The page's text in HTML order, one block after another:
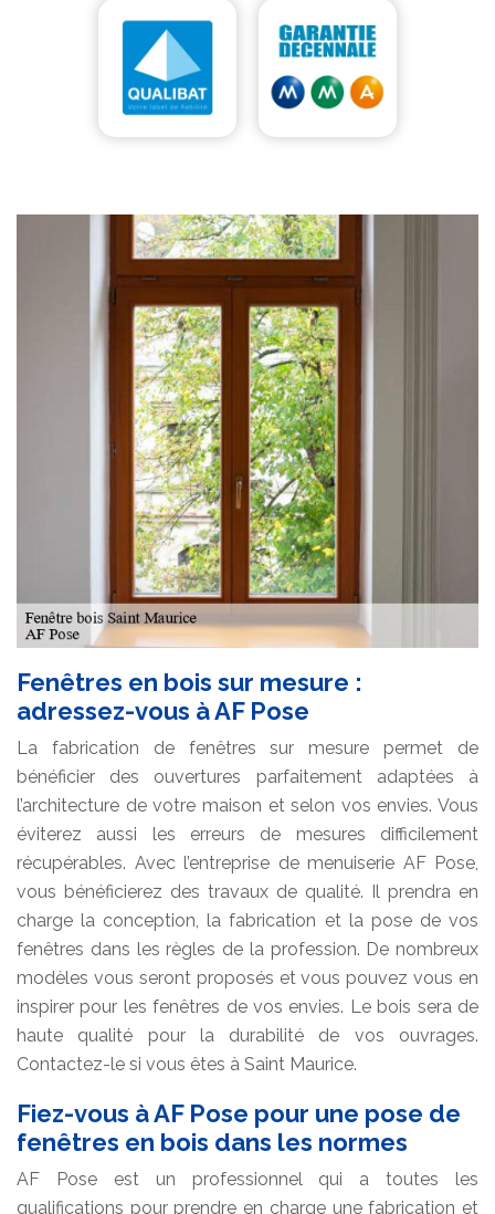
Fenêtres en bois sur mesure :
adressez-vous à AF Pose
La fabrication de fenêtres sur mesure permet de
bénéficier des ouvertures parfaitement adaptées à
l’architecture de votre maison et selon vos envies. Vous
éviterez aussi les erreurs de mesures difficilement
récupérables. Avec l’entreprise de menuiserie AF Pose,
vous bénéficierez des travaux de qualité. Il prendra en
charge la conception, la fabrication et la pose de vos
fenêtres dans les règles de la profession. De nombreux
modèles vous seront proposés et vous pouvez vous en
inspirer pour les fenêtres de vos envies. Le bois sera de
haute qualité pour la durabilité de vos ouvrages.
Contactez-le si vous êtes à Saint Maurice.
Fiez-vous à AF Pose pour une pose de
fenêtres en bois dans les normes
AF Pose est un professionnel qui a toutes les
qualifications pour prendre en charge une fabrication et